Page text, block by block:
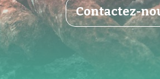
Contactez-